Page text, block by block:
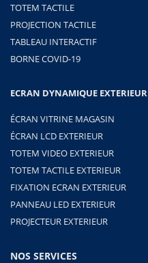
TOTEM TACTILE
PROJECTION TACTILE
TABLEAU INTERACTIF
BORNE COVID-19
ECRAN DYNAMIQUE EXTERIEUR
ÉCRAN VITRINE MAGASIN
ÉCRAN LCD EXTERIEUR
TOTEM VIDEO EXTERIEUR
TOTEM TACTILE EXTERIEUR
FIXATION ECRAN EXTERIEUR
PANNEAU LED EXTERIEUR
PROJECTEUR EXTERIEUR
NOS SERVICES